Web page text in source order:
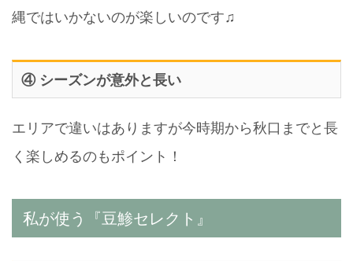
縄ではいかないのが楽しいのです♫
④ シーズンが意外と長い
エリアで違いはありますが今時期から秋口までと長
く楽しめるのもポイント！
私が使う『豆鯵セレクト』